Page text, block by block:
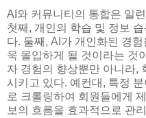
AI와 커뮤니티의 통합은 일
첫째, 개인의 학습 및 정보
다. 둘째, AI가 개인화된 경
욱 몰입하게 될 것이라는 것
자 경험의 향상뿐만 아니라,
시키고 있다. 예컨대, 특정
로 크롤링하여 회원들에게
보의 흐름을 효과적으로 관